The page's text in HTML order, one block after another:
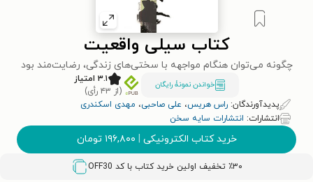
کتاب سیلی واقعیت
چگونه می‌توان هنگام مواجهه با سختی‌های زندگی، رضایت‌مند بود
خواندن نمونۀ رایگان
۳.۱ امتیاز
(از ۴۳ رأی)
پدیدآورندگان: راس هریس، علی صاحبی، مهدی اسکندری
انتشارات: انتشارات سایه سخن
خرید کتاب الکترونیکی | ۱۹۶,۸۰۰ تومان
٪۳۰ تخفیف اولین خرید کتاب با کد OFF30